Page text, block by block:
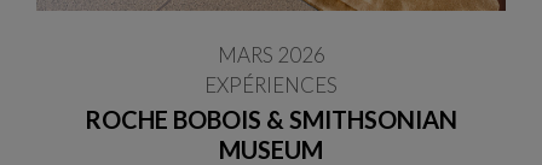
ROCHE BOBOIS & SMITHSONIAN
MUSEUM
MARS 2026
EXPÉRIENCES